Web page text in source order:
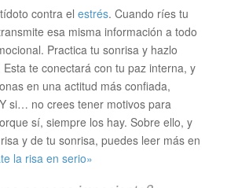
contra el estrés. Cuando ríes tu
esa misma información a todo
Practica tu sonrisa y hazlo
te conectará con tu paz interna, y
en una actitud más confiada,
si… no crees tener motivos para
sí, siempre los hay. Sobre ello, y
y de tu sonrisa, puedes leer más en
la risa en serio»